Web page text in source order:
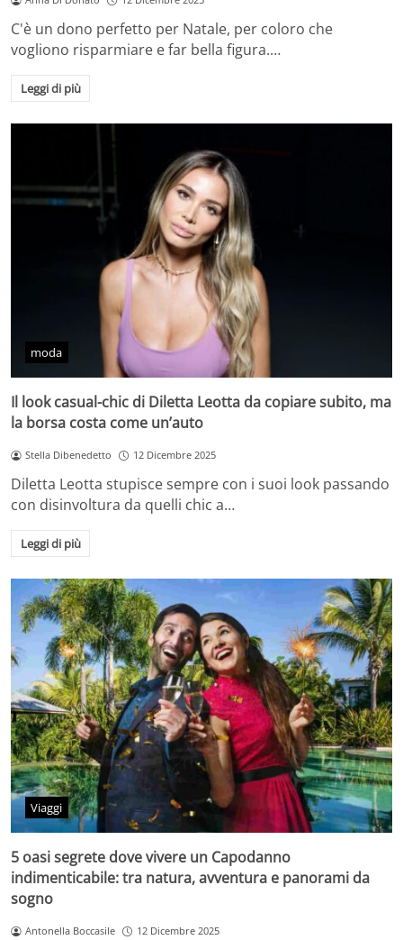
C'è un dono perfetto per Natale, per coloro che
vogliono risparmiare e far bella figura.…
Leggi di più
moda
Il look casual-chic di Diletta Leotta da copiare subito, ma
la borsa costa come un’auto
Stella Dibenedetto 12 Dicembre 2025
Diletta Leotta stupisce sempre con i suoi look passando
con disinvoltura da quelli chic a…
Leggi di più
Viaggi
5 oasi segrete dove vivere un Capodanno
indimenticabile: tra natura, avventura e panorami da
sogno
Antonella Boccasile 12 Dicembre 2025